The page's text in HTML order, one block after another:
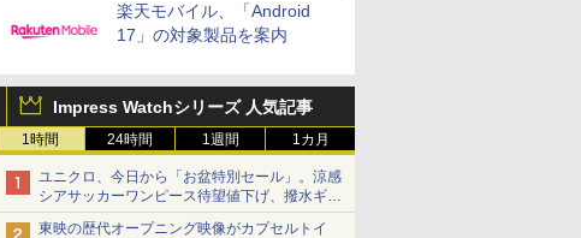
楽天モバイル、「Android
17」の対象製品を案内
Impress Watchシリーズ 人気記事
1時間 24時間 1週間 1カ月
ユニクロ、今日から「お盆特別セール」。涼感
シアサッカーワンピース待望値下げ、撥水ギア
ショーツは1990円に
東映の歴代オープニング映像がカプセルトイ